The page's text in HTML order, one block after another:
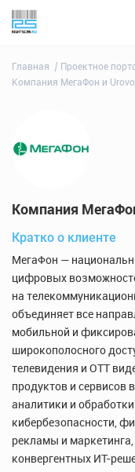
Главная Проектное
Компания МегаФон и
Компания
Кратко о клиенте
МегаФон —
цифровых
на
объединяет все
мобильной и
широкополосного
телевидения и OTT
продуктов и сервисов
аналитики и
кибербезопасности,
рекламы и
конвергентных ИТ-